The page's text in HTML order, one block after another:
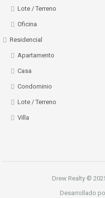
Lote / Terreno
Oficina
Residencial
Apartamento
Casa
Condominio
Lote / Terreno
Villa
Drew Realty ©
Desarrollado